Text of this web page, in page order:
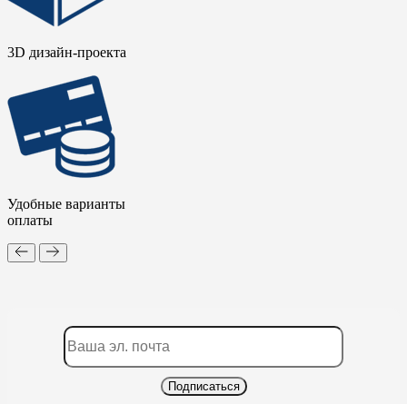
3D дизайн-проекта
Удобные варианты
оплаты
Подписаться